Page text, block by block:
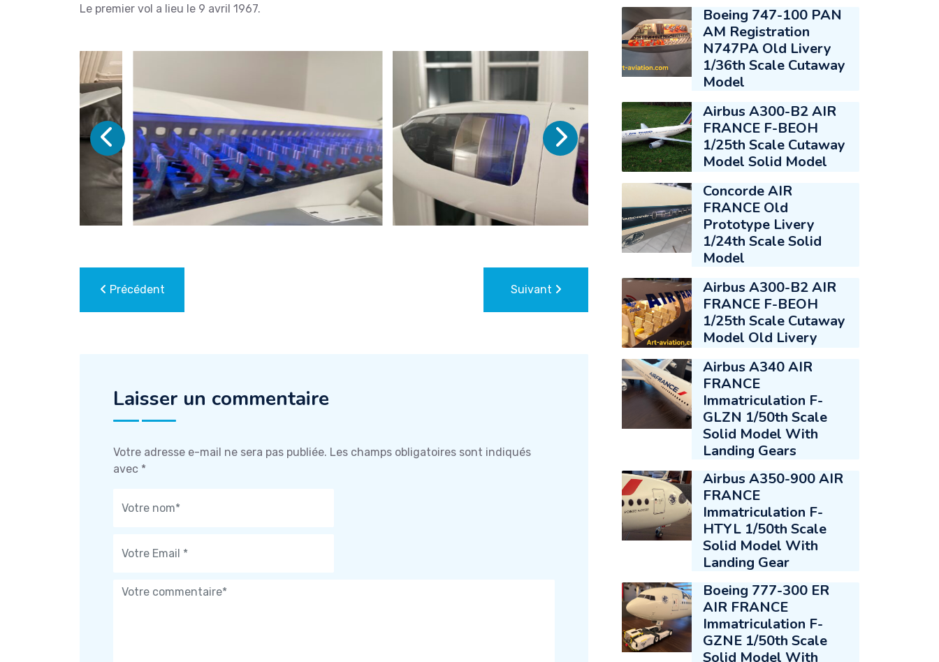
Le premier vol a lieu le 9 avril 1967.
Précédent Suivant
Laisser un commentaire
Votre adresse e-mail ne sera pas publiée. Les champs obligatoires sont indiqués
avec *
Boeing 747-100 PAN
AM Registration
N747PA Old Livery
1/36th Scale Cutaway
Model
Airbus A300-B2 AIR
FRANCE F-BEOH
1/25th Scale Cutaway
Model Solid Model
Concorde AIR
FRANCE Old
Prototype Livery
1/24th Scale Solid
Model
Airbus A300-B2 AIR
FRANCE F-BEOH
1/25th Scale Cutaway
Model Old Livery
Airbus A340 AIR
FRANCE
Immatriculation F-
GLZN 1/50th Scale
Solid Model With
Landing Gears
Airbus A350-900 AIR
FRANCE
Immatriculation F-
HTYL 1/50th Scale
Solid Model With
Landing Gear
Boeing 777-300 ER
AIR FRANCE
Immatriculation F-
GZNE 1/50th Scale
Solid Model With